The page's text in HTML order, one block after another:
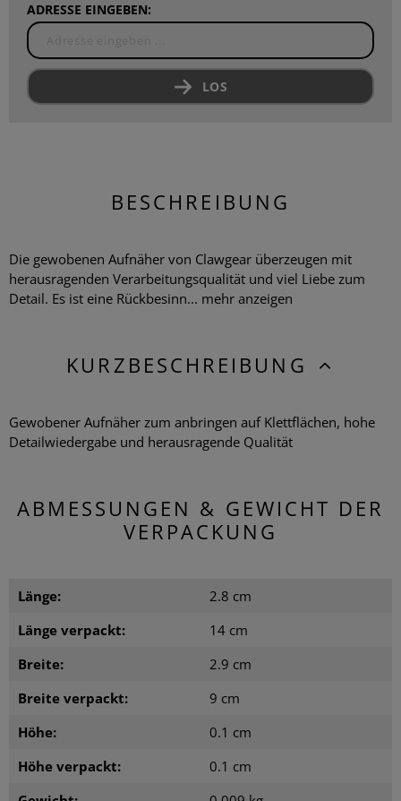
ADRESSE EINGEBEN:
LOS
BESCHREIBUNG
Die gewobenen Aufnäher von Clawgear überzeugen mit
herausragenden Verarbeitungsqualität und viel Liebe zum
Detail. Es ist eine Rückbesinn... mehr anzeigen
KURZBESCHREIBUNG
Gewobener Aufnäher zum anbringen auf Klettflächen, hohe
Detailwiedergabe und herausragende Qualität
ABMESSUNGEN & GEWICHT DER
VERPACKUNG
Länge:
2.8 cm
Länge verpackt:
14 cm
Breite:
2.9 cm
Breite verpackt:
9 cm
Höhe:
0.1 cm
Höhe verpackt:
0.1 cm